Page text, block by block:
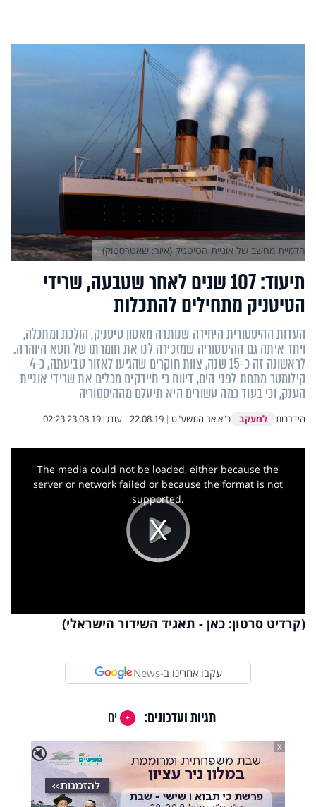
תיעוד: 107 שנים לאחר שטבעה, שרידי
הטיטניק מתחילים להתכלות
העדות ההיסטורית היחידה שנותרה מאסון טיטניק, הולכת ומתכלה,
ויחד איתה גם ההיסטוריה שמזכירה לנו את חומרתו של חטא היוהרה.
לראשונה זה כ-15 שנה, צוות חוקרים שהגיעו לאזור טביעתה, כ-4
קילומטר מתחת לפני הים, דיווח כי חיידקים מכלים את שרידי אוניית
הענק, וכי בעוד כמה עשורים היא תיעלם מההיסטוריה
הידברות למעקב כ"א אב התשע"ט |
22.08.19
| עודכן23.08.19 02:23
הדמיית מחשב של אוניית הטיטניק (איור: שאטרסטוק)
Play
Video
This
The media could not be loaded, either because the
server or network failed or because the format is not
supported.
(קרדיט סרטון: כאן - תאגיד השידור הישראלי)
עקבו אחרינו ב-News
תגיות ועדכונים:
ים
🔇
X